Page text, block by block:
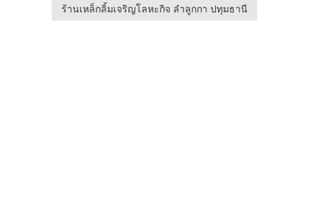
ร้านเหล็กลิ้มเจริญโลหะกิจ ลำลูกกา ปทุมธานี